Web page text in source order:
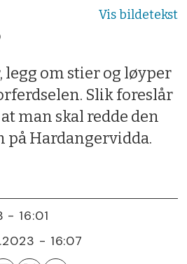
legg om stier og løyper
Slik foreslår
man skal redde den
Hardangervidda.
- 16:01
- 16:07